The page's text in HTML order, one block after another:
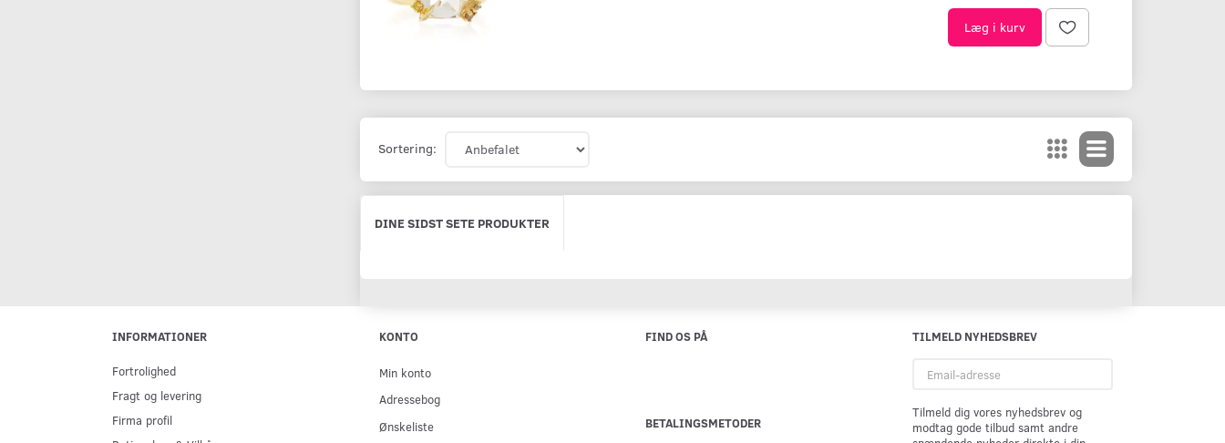
Læg i kurv
Sortering:
DINE SIDST SETE PRODUKTER
INFORMATIONER
Fortrolighed
Fragt og levering
Firma profil
KONTO
Min konto
Adressebog
Ønskeliste
FIND OS PÅ
BETALINGSMETODER
TILMELD NYHEDSBREV
adresse
Tilmeld dig vores nyhedsbrev og
modtag gode tilbud samt andre